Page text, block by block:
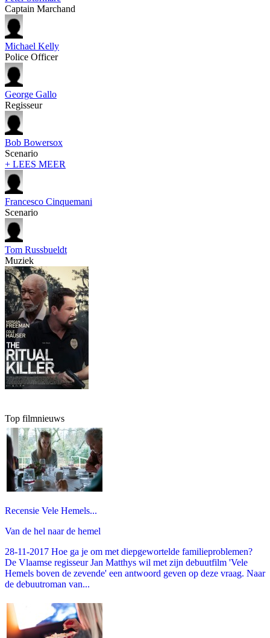
Captain Marchand
Michael Kelly
Police Officer
George Gallo
Regisseur
Bob Bowersox
Scenario
+ LEES MEER
Francesco Cinquemani
Scenario
Tom Russbueldt
Muziek
Top filmnieuws
Recensie Vele Hemels...
Van de hel naar de hemel
28-11-2017 Hoe ga je om met diepgewortelde familieproblemen?
De Vlaamse regisseur Jan Matthys wil met zijn debuutfilm 'Vele
Hemels boven de zevende' een antwoord geven op deze vraag. Naar
de debuutroman van...